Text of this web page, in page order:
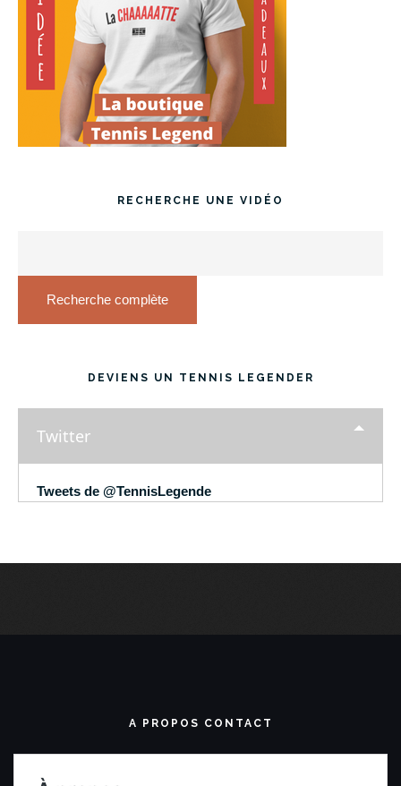
RECHERCHE UNE VIDÉO
Recherche complète
DEVIENS UN TENNIS LEGENDER
Twitter
Tweets de @TennisLegende
A PROPOS CONTACT